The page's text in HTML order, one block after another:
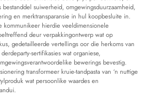
bestanddel suiwerheid, omgewingsduurzaamheid,
en merktransparansie in hul koopbesluite in.
kommunikeer hierdie veeldimensionele
deur verpakkingontwerp wat op
gedetailleerde vertellings oor die herkoms van
sertifikasies wat organiese,
bewerings bevestig.
transformeer kruie-tandpasta van ‘n nuttige
wat persoonlike waardes en